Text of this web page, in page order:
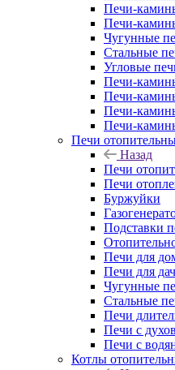
Печи-
Печи-
Чугунные
Стальные
Угловые
Печи-
Печи-
Печи-
Печи-
Печи
Назад
Печи
Печи
Буржуйки
Подставки
Печи для
Печи для
Чугунные
Стальные
Печи
Печи с
Печи с
Котлы